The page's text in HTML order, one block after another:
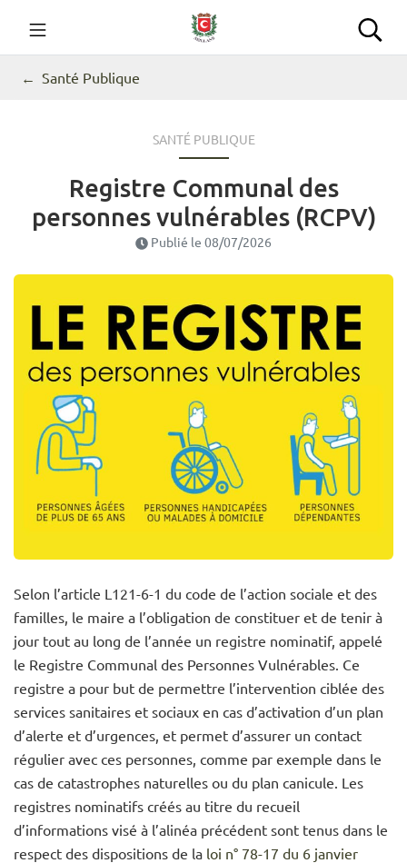
contenu
Commune de Seillans
Santé Publique
SANTÉ PUBLIQUE
Registre Communal des
personnes vulnérables (RCPV)
Publié le 08/07/2026
Selon l’article L121-6-1 du code de l’action sociale et des
familles, le maire a l’obligation de constituer et de tenir à
jour tout au long de l’année un registre nominatif, appelé
le Registre Communal des Personnes Vulnérables. Ce
registre a pour but de permettre l’intervention ciblée des
services sanitaires et sociaux en cas d’activation d’un plan
d’alerte et d’urgences, et permet d’assurer un contact
régulier avec ces personnes, comme par exemple dans le
cas de catastrophes naturelles ou du plan canicule. Les
registres nominatifs créés au titre du recueil
d’informations visé à l’alinéa précédent sont tenus dans le
respect des dispositions de la loi n° 78-17 du 6 janvier